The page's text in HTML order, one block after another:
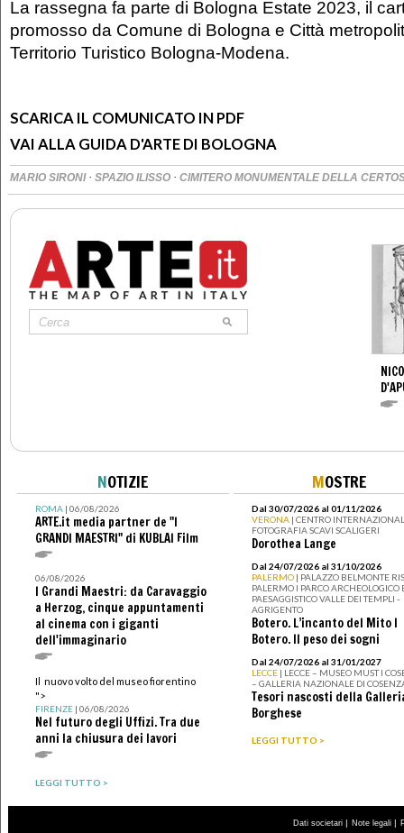
La rassegna fa parte di Bologna Estate 2023, il
promosso da Comune di Bologna e Città
Territorio Turistico Bologna-Modena.
SCARICA IL COMUNICATO IN PDF
VAI ALLA GUIDA D'ARTE DI BOLOGNA
MARIO SIRONI · SPAZIO ILISSO · CIMITERO MONUMENTALE DELLA
NOTIZIE
ROMA| 06/08/2026
ARTE.it media partner de "I
GRANDI MAESTRI" di KUBLAI Film
06/08/2026
I Grandi Maestri: da Caravaggio
a Herzog, cinque appuntamenti
al cinema con i giganti
dell'immaginario
Il nuovo volto del museo fiorentino
">
FIRENZE| 06/08/2026
Nel futuro degli Uffizi. Tra due
anni la chiusura dei lavori
LEGGI TUTTO >
MOSTRE
Dal 30/07/2026 al 01/11/2026
VERONA | CENTRO
FOTOGRAFIA SCAVI SCALIGERI
Dorothea Lange
Dal 24/07/2026 al 31/10/2026
PALERMO | PALAZZO BELMONTE
PALERMO I PARCO ARCHEOLOGICO
PAESAGGISTICO VALLE DEI TEMPLI -
AGRIGENTO
Botero. L’incanto del Mito I
Botero. Il peso dei sogni
Dal 24/07/2026 al 31/01/2027
LECCE | LECCE – MUSEO MUST I
– GALLERIA NAZIONALE DI
Tesori nascosti della
Borghese
LEGGI TUTTO >
Dati societari | Note legali |